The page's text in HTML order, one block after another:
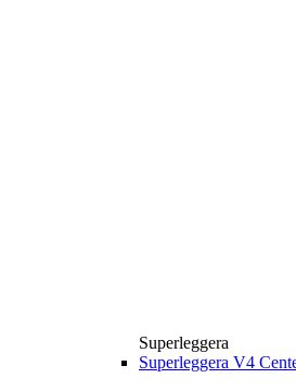
Superleggera
Superleggera V4